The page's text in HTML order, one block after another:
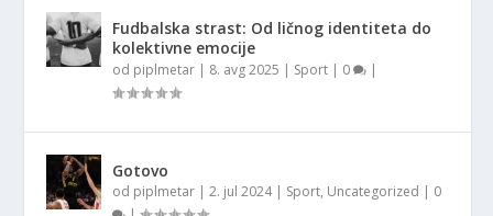
Fudbalska strast: Od ličnog identiteta do
kolektivne emocije
od piplmetar | 8. avg 2025 | Sport | 0 |
Gotovo
od piplmetar |2. jul 2024| Sport, Uncategorized | 0